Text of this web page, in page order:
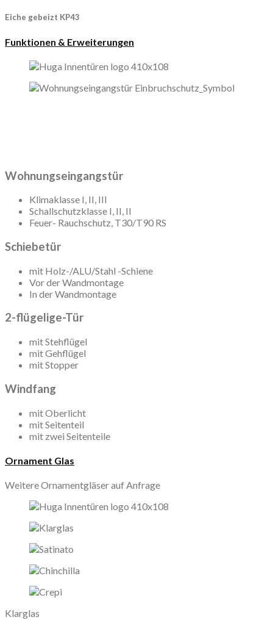
Eiche gebeizt KP43
Funktionen & Erweiterungen
Wohnungseingangstür
Klimaklasse I, II, III
Schallschutzklasse I, II, II
Feuer- Rauchschutz, T30/T90 RS
Schiebetür
mit Holz-/ALU/Stahl -Schiene
Vor der Wandmontage
In der Wandmontage
2-flügelige-Tür
mit Stehflügel
mit Gehflügel
mit Stopper
Windfang
mit Oberlicht
mit Seitenteil
mit zwei Seitenteile
Ornament Glas
Weitere Ornamentgläser auf Anfrage
Klarglas